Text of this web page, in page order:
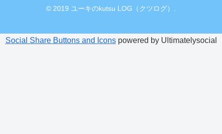
© 2019 ユーキのkutsu LOG（クツログ）.
Social Share Buttons and Iconspowered by Ultimatelysocial